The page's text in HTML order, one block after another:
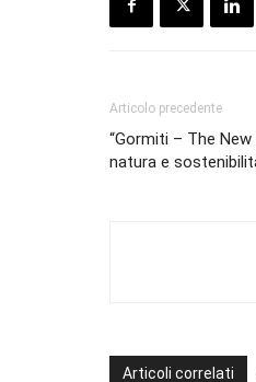
Articolo precedente
“Gormiti – The
natura e
Articoli correlati